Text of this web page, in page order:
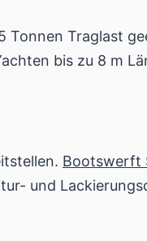
Tonnen Traglast
bis zu 8 m
Bootswerft
und